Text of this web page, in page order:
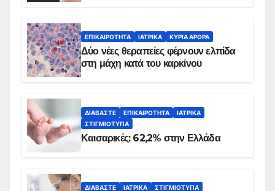
ΕΠΙΚΑΙΡΌΤΗΤΑ ΙΑΤΡΙΚΆ ΚΥΡΙΑ ΑΡΘΡΑ
Δύο νέες θεραπείες φέρνουν ελπίδα
στη μάχη κατά του καρκίνου
ΔΙΑΒΆΣΤΕ ΕΠΙΚΑΙΡΌΤΗΤΑ
ΙΑΤΡΙΚΆ
ΣΤΙΓΜΙΌΤΥΠΑ
Καισαρικές: 62,2% στην Ελλάδα
ΔΙΑΒΆΣΤΕ ΙΑΤΡΙΚΆ ΣΤΙΓΜΙΌΤΥΠΑ